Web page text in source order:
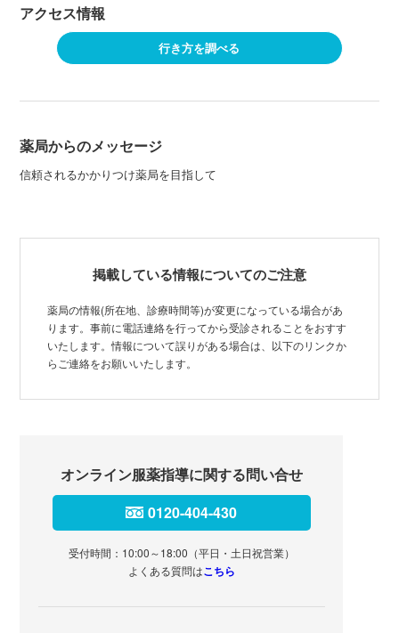
アクセス情報
行き方を調べる
薬局からのメッセージ
信頼されるかかりつけ薬局を目指して
掲載している情報についてのご注意
薬局の情報(所在地、診療時間等)が変更になっている場合があ
ります。事前に電話連絡を行ってから受診されることをおすす
いたします。情報について誤りがある場合は、以下のリンクか
らご連絡をお願いいたします。
オンライン服薬指導に関する問い合せ
0120-404-430
受付時間：10:00～18:00（平日・土日祝営業）
よくある質問はこちら